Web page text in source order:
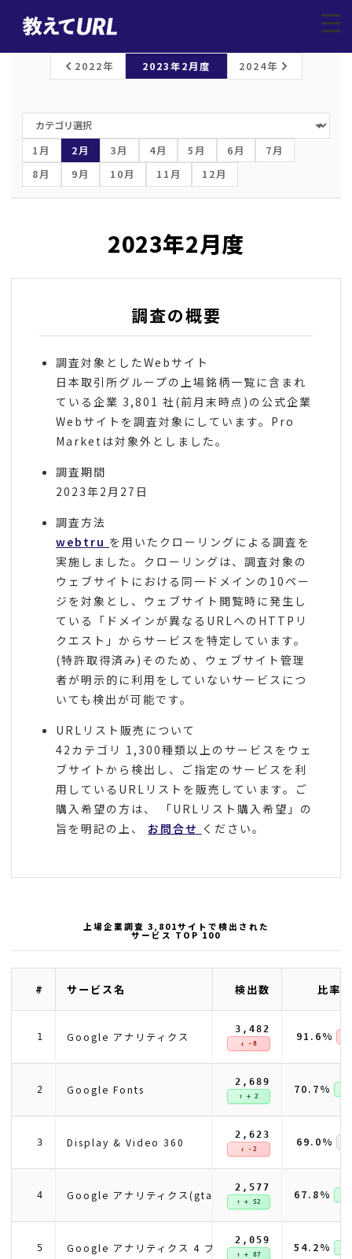
レポートトップ/上場企業調査
2022年 2023年2月度 2024年
1月 2月 3月 4月 5月 6月
7月
8月
9月 10月 11月 12月
2023年2月度
調査の概要
調査対象としたWebサイト
日本取引所グループの上場銘柄一覧に含まれ
ている企業 3,801 社(前月末時点)の公式企業
Webサイトを調査対象にしています。Pro
Marketは対象外としました。
調査期間
2023年2月27日
調査方法
webtru を用いたクローリングによる調査を
実施しました。クローリングは、調査対象の
ウェブサイトにおける同一ドメインの10ペー
ジを対象とし、ウェブサイト閲覧時に発生し
ている「ドメインが異なるURLへのHTTPリ
クエスト」からサービスを特定しています。
(特許取得済み)そのため、ウェブサイト管理
者が明示的に利用をしていないサービスにつ
いても検出が可能です。
URLリスト販売について
42カテゴリ 1,300種類以上のサービスをウェ
ブサイトから検出し、ご指定のサービスを利
用しているURLリストを販売しています。ご
購入希望の方は、 「URLリスト購入希望」の
旨を明記の上、 お問合せ ください。
上場企業調査 3,801サイトで検出された
サービス TOP 100
# サービス名 検出数 比率(
1 Google アナリティクス
3,482
↓ -8 91.6%
2 Google Fonts
2,689
↑ + 2 70.7%
3 Display & Video 360
2,623
↓ -2 69.0%
4 Google アナリティクス(gtag)
2,577
↑ + 52 67.8%
5 Google アナリティクス 4 プロパティ
2,059
↑ + 87 54.2%